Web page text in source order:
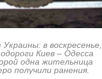
в воскресенье,
Киев – Одесса
одна жительница
получили ранения.